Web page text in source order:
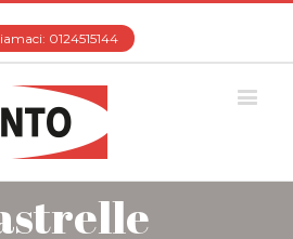
0124515144